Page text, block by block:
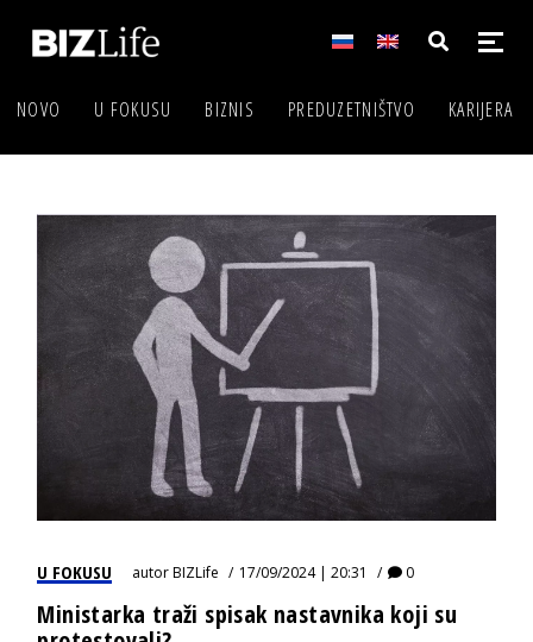
NOVO U FOKUSU BIZNIS PREDUZETNIŠTVO KARIJERA
U FOKUSU autorBIZLife 17/09/2024 | 20:31 0
Ministarka traži spisak nastavnika koji su